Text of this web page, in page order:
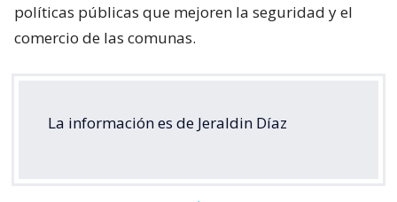
políticas públicas que mejoren la seguridad y el
comercio de las comunas.
La información es de Jeraldin Díaz